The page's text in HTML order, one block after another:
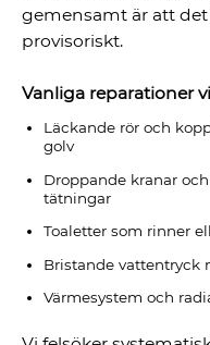
gemensamt är att det
provisoriskt.
Vanliga reparationer
Läckande rör och
golv
Droppande kranar
tätningar
Toaletter som rinner
Bristande vattentryck
Värmesystem och